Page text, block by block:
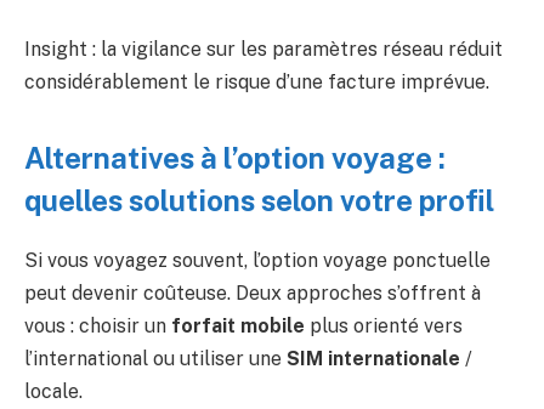
Insight : la vigilance sur les paramètres réseau réduit
considérablement le risque d’une facture imprévue.
Alternatives à l’option voyage :
quelles solutions selon votre profil
Si vous voyagez souvent, l’option voyage ponctuelle
peut devenir coûteuse. Deux approches s’offrent à
vous : choisir un forfait mobile plus orienté vers
l’international ou utiliser une SIM internationale /
locale.